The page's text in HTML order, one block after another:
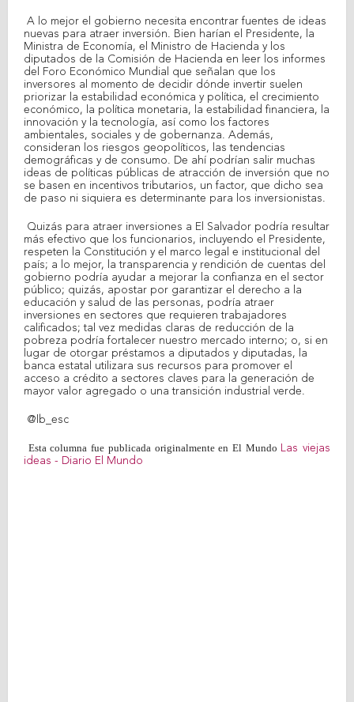
A lo mejor el gobierno necesita encontrar fuentes de ideas
nuevas para atraer inversión. Bien harían el Presidente, la
Ministra de Economía, el Ministro de Hacienda y los
diputados de la Comisión de Hacienda en leer los informes
del Foro Económico Mundial que señalan que los
inversores al momento de decidir dónde invertir suelen
priorizar la estabilidad económica y política, el crecimiento
económico, la política monetaria, la estabilidad financiera, la
innovación y la tecnología, así como los factores
ambientales, sociales y de gobernanza. Además,
consideran los riesgos geopolíticos, las tendencias
demográficas y de consumo. De ahí podrían salir muchas
ideas de políticas públicas de atracción de inversión que no
se basen en incentivos tributarios, un factor, que dicho sea
de paso ni siquiera es determinante para los inversionistas.
Quizás para atraer inversiones a El Salvador podría resultar
más efectivo que los funcionarios, incluyendo el Presidente,
respeten la Constitución y el marco legal e institucional del
país; a lo mejor, la transparencia y rendición de cuentas del
gobierno podría ayudar a mejorar la confianza en el sector
público; quizás, apostar por garantizar el derecho a la
educación y salud de las personas, podría atraer
inversiones en sectores que requieren trabajadores
calificados; tal vez medidas claras de reducción de la
pobreza podría fortalecer nuestro mercado interno; o, si en
lugar de otorgar préstamos a diputados y diputadas, la
banca estatal utilizara sus recursos para promover el
acceso a crédito a sectores claves para la generación de
mayor valor agregado o una transición industrial verde.
@lb_esc
Esta columna fue publicada originalmente en El Mundo Las viejas
ideas - Diario El Mundo